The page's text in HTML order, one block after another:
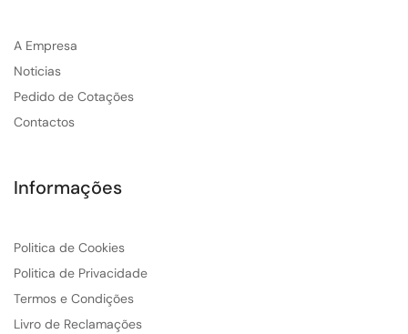
A Empresa
Noticias
Pedido de Cotações
Contactos
Informações
Politica de Cookies
Politica de Privacidade
Termos e Condições
Livro de Reclamações